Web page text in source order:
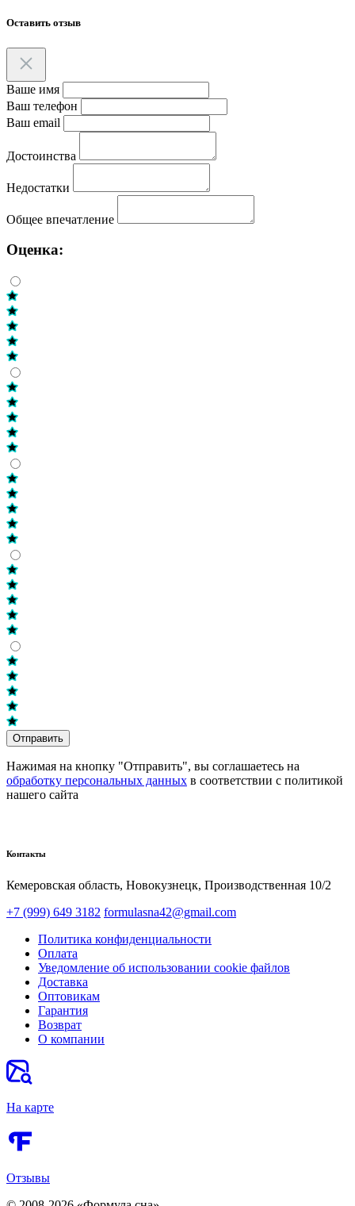
Оставить отзыв
Ваше имя
Ваш телефон
Ваш email
Достоинства
Недостатки
Общее впечатление
Оценка:
Отправить
Нажимая на кнопку "Отправить", вы соглашаетесь на
обработку персональных данных в соответствии с политикой
нашего сайта
Контакты
Кемеровская область, Новокузнецк,​ Производственная 10/2
+7 (999) 649 3182 formulasna42@gmail.com
Политика конфиденциальности
Оплата
Уведомление об использовании cookie файлов
Доставка
Оптовикам
Гарантия
Возврат
О компании
На карте
Отзывы